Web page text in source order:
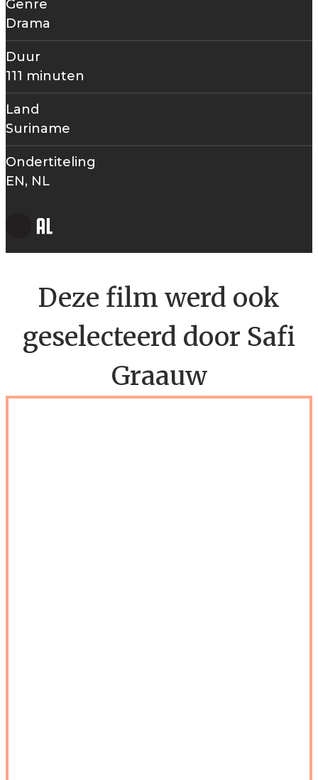
Genre
Drama
Duur
111 minuten
Land
Suriname
Ondertiteling
EN, NL
Deze film werd ook
geselecteerd door Safi
Graauw